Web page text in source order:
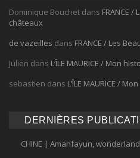
Dominique Bouchet dans FRANCE
châteaux
de vazeilles dans FRANCE / Les
Julien dans L’ÎLE MAURICE / Mon
sebastien dans L’ÎLE MAURICE /
DERNIÈRES
CHINE | Amanfayun,